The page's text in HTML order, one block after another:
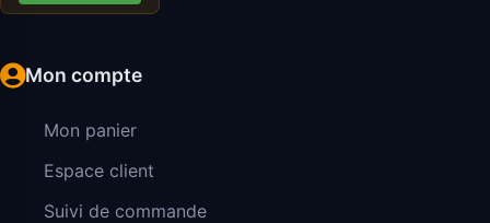
Mon compte
Mon panier
Espace client
Suivi de commande